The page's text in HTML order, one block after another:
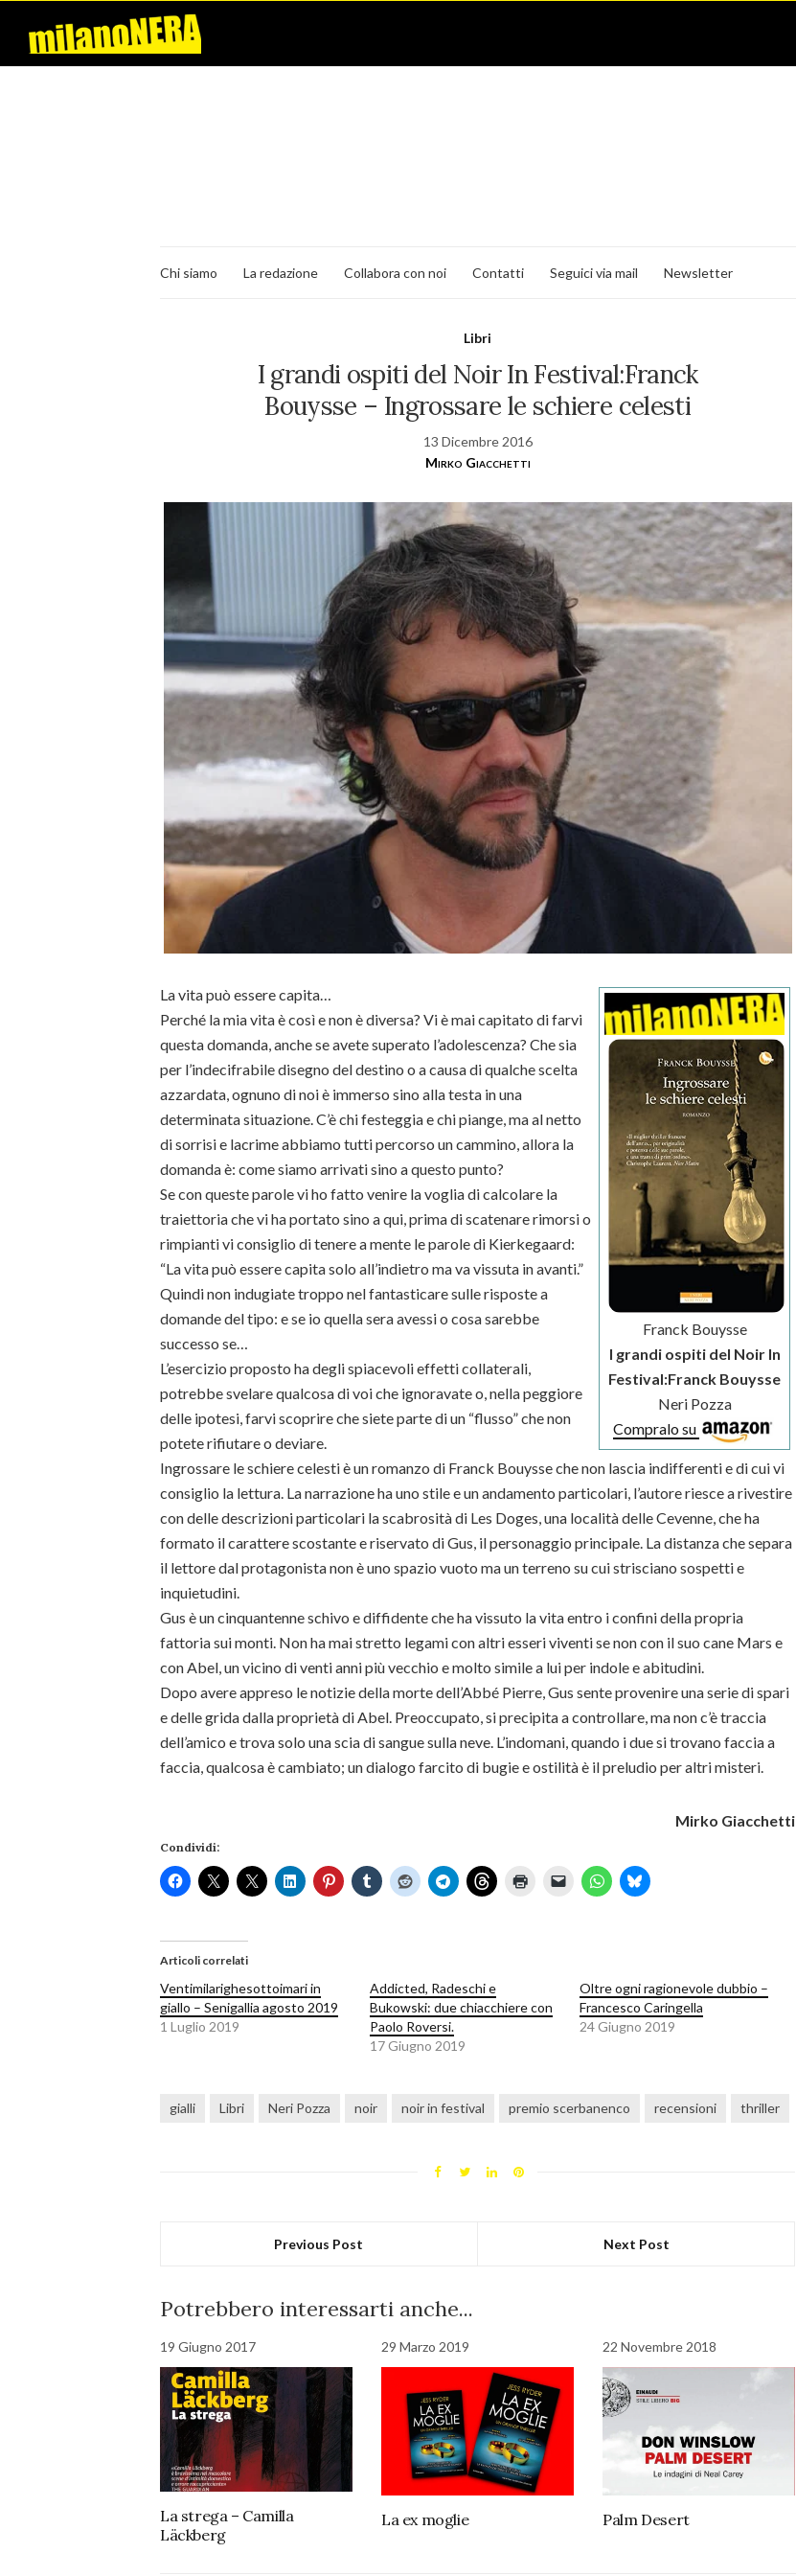
Chi siamo La redazione Collabora con noi Contatti Seguici via mail Newsletter
Libri
I grandi ospiti del Noir In Festival:Franck
Bouysse – Ingrossare le schiere celesti
13 Dicembre 2016
Mirko Giacchetti
Franck Bouysse
I grandi ospiti del Noir In
Festival:Franck Bouysse
Neri Pozza
Compralo su
La vita può essere capita…
Perché la mia vita è così e non è diversa? Vi è mai capitato di farvi
questa domanda, anche se avete superato l’adolescenza? Che sia
per l’indecifrabile disegno del destino o a causa di qualche scelta
azzardata, ognuno di noi è immerso sino alla testa in una
determinata situazione. C’è chi festeggia e chi piange, ma al netto
di sorrisi e lacrime abbiamo tutti percorso un cammino, allora la
domanda è: come siamo arrivati sino a questo punto?
Se con queste parole vi ho fatto venire la voglia di calcolare la
traiettoria che vi ha portato sino a qui, prima di scatenare rimorsi o
rimpianti vi consiglio di tenere a mente le parole di Kierkegaard:
“La vita può essere capita solo all’indietro ma va vissuta in avanti.”
Quindi non indugiate troppo nel fantasticare sulle risposte a
domande del tipo: e se io quella sera avessi o cosa sarebbe
successo se…
L’esercizio proposto ha degli spiacevoli effetti collaterali,
potrebbe svelare qualcosa di voi che ignoravate o, nella peggiore
delle ipotesi, farvi scoprire che siete parte di un “flusso” che non
potete rifiutare o deviare.
Ingrossare le schiere celesti è un romanzo di Franck Bouysse che non lascia indifferenti e di cui vi
consiglio la lettura. La narrazione ha uno stile e un andamento particolari, l’autore riesce a rivestire
con delle descrizioni particolari la scabrosità di Les Doges, una località delle Cevenne, che ha
formato il carattere scostante e riservato di Gus, il personaggio principale. La distanza che separa
il lettore dal protagonista non è uno spazio vuoto ma un terreno su cui strisciano sospetti e
inquietudini.
Gus è un cinquantenne schivo e diffidente che ha vissuto la vita entro i confini della propria
fattoria sui monti. Non ha mai stretto legami con altri esseri viventi se non con il suo cane Mars e
con Abel, un vicino di venti anni più vecchio e molto simile a lui per indole e abitudini.
Dopo avere appreso le notizie della morte dell’Abbé Pierre, Gus sente provenire una serie di spari
e delle grida dalla proprietà di Abel. Preoccupato, si precipita a controllare, ma non c’è traccia
dell’amico e trova solo una scia di sangue sulla neve. L’indomani, quando i due si trovano faccia a
faccia, qualcosa è cambiato; un dialogo farcito di bugie e ostilità è il preludio per altri misteri.
Mirko Giacchetti
Condividi:
Articoli correlati
Ventimilarighesottoimari in
giallo – Senigallia agosto 2019
1 Luglio 2019
Addicted, Radeschi e
Bukowski: due chiacchiere con
Paolo Roversi.
17 Giugno 2019
Oltre ogni ragionevole dubbio –
Francesco Caringella
24 Giugno 2019
gialli Libri Neri Pozza noir noir in festival premio scerbanenco recensioni thriller
Previous Post Next Post
Potrebbero interessarti anche...
19 Giugno 2017
La strega – Camilla
Läckberg
29 Marzo 2019
La ex moglie
22 Novembre 2018
Palm Desert